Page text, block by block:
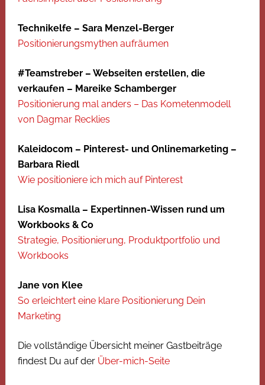
Technikelfe – Sara Menzel-Berger
Positionierungsmythen aufräumen
#Teamstreber – Webseiten erstellen, die
verkaufen – Mareike Schamberger
Positionierung mal anders – Das Kometenmodell
von Dagmar Recklies
Kaleidocom – Pinterest- und Onlinemarketing –
Barbara Riedl
Wie positioniere ich mich auf Pinterest
Lisa Kosmalla – Expertinnen-Wissen rund um
Workbooks & Co
Strategie, Positionierung, Produktportfolio und
Workbooks
Jane von Klee
So erleichtert eine klare Positionierung Dein
Marketing
Die vollständige Übersicht meiner Gastbeiträge
findest Du auf der Über-mich-Seite